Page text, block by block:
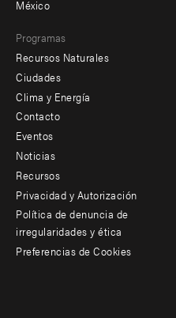
México
Programas
Recursos Naturales
Ciudades
Clima y Energía
Footer
menu
-
Additional
Contacto
Eventos
Noticias
Recursos
Privacidad y Autorización
Política de denuncia de
irregularidades y ética
Preferencias de Cookies